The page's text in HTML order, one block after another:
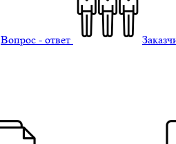
Вопрос - ответ